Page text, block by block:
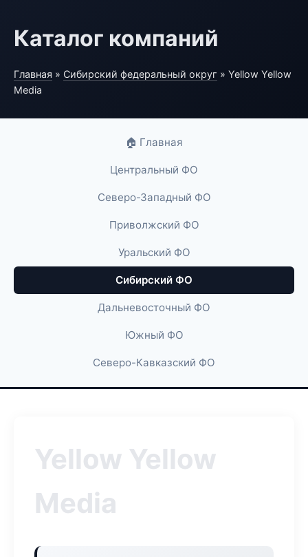
Каталог компаний
Главная » Сибирский федеральный округ » Yellow Yellow
Media
🏠 Главная
Центральный ФО
Северо-Западный ФО
Приволжский ФО
Уральский ФО
Сибирский ФО
Дальневосточный ФО
Южный ФО
Северо-Кавказский ФО
Yellow Yellow
Media